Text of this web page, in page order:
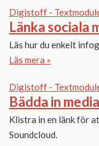
Digistoff -
Länka sociala
Läs hur du enkelt
Läs mera »
Digistoff -
Bädda in media
Klistra in en länk för
Soundcloud.